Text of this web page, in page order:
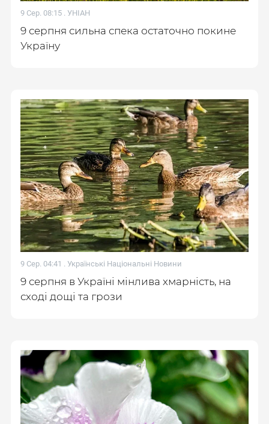
9 Сер. 08:15 . УНІАН
9 серпня сильна спека остаточно покине
Україну
9 Сер. 04:41 . Українські Національні Новини
9 серпня в Україні мінлива хмарність, на
сході дощі та грози